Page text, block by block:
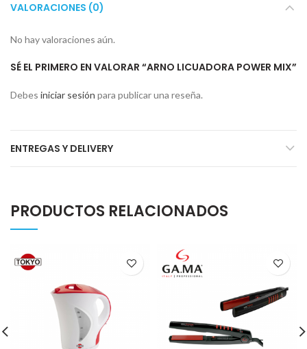
VALORACIONES (0)
No hay valoraciones aún.
SÉ EL PRIMERO EN VALORAR “ARNO LICUADORA POWER MIX”
Debes iniciar sesión para publicar una reseña.
ENTREGAS Y DELIVERY
PRODUCTOS RELACIONADOS